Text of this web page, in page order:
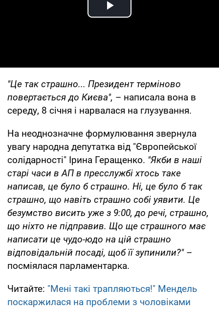
Play Video
"Це так страшно... Президент терміново
повертається до Києва", – написала вона в
середу, 8 січня і нарвалася на глузування.
На неоднозначне формулювання звернула
увагу народна депутатка від "Європейської
солідарності" Ірина Геращенко. "Якби в наші
старі часи в АП в пресслужбі хтось таке
написав, це було б страшно. Ні, це було б так
страшно, що навіть страшно собі уявити. Це
безумство висить уже з 9:00, до речі, страшно,
що ніхто не підправив. Що ще страшного має
написати це чудо-юдо на цій страшно
відповідальній посаді, щоб її зупинили?"–
посміялася парламентарка.
Читайте: "Мені такі трапляються!" Мендель
поскаржилася на проблеми з чоловіками